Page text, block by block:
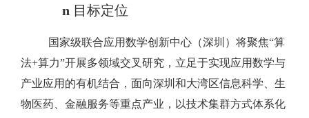
n 目标定位
国家级联合应用数学创新中心（深圳）将聚焦“算
法+算力”开展多领域交叉研究 ，立足于实现应用数学与
产业应用的有机结合，面向深圳和大湾区信息科学、生
物医药、金融服务等重点产业，以技术集群方式体系化